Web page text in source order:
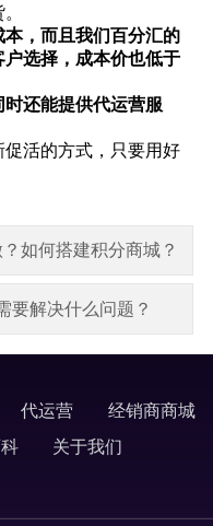
，而且我们百分汇的
选择，成本价也低于
还能提供代运营服
活的方式，只要用好
如何搭建积分商城？
要解决什么问题？
代运营
经销商商城
关于我们